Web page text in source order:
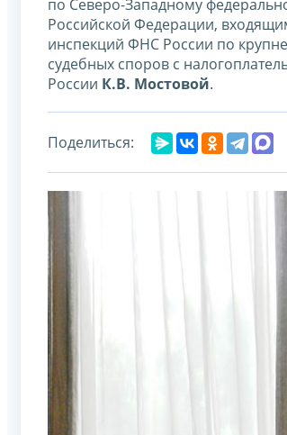
по Северо-Западному
Российской Федерации,
инспекций ФНС России по
судебных споров с
России К.В. Мостовой.
Поделиться: